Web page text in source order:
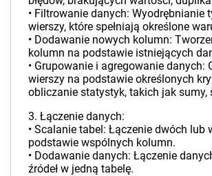
• Filtrowanie danych: Wyodrębnianie
wierszy, które spełniają określone
• Dodawanie nowych kolumn:
kolumn na podstawie istniejących
• Grupowanie i agregowanie danych:
wierszy na podstawie określonych
obliczanie statystyk, takich jak sumy,
3. Łączenie danych:
• Scalanie tabel: Łączenie dwóch lub
podstawie wspólnych kolumn.
• Dodawanie danych: Łączenie
źródeł w jedną tabelę.